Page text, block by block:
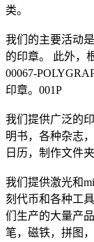
类。
我们的主要活动
的印章。 此外，
00067-
印章。001P
我们提供广泛的
明书，各种杂志
日历，制作文件夹
我们提供激光和
刻代币和各种工
们生产的大量产
笔，磁铁，拼图